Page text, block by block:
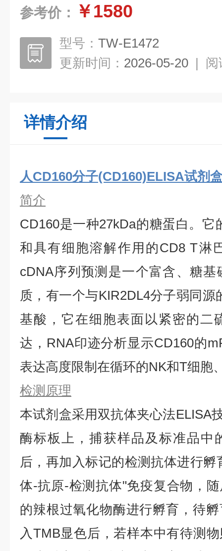
参考价： ￥1580
型号： TW-E1472
更新时间： 2026-05-20 | 阅
详情介绍
人CD160分子(CD160)ELISA试剂
简介
CD160是一种27kDa的糖蛋白。
和具有细胞溶解作用的CD8 T淋
cDNA序列预测是一个富含、糖
质，有一个与KIR2DL4分子弱同源
基酸，它在细胞表面以紧密的二
达，RNA印迹分析显示CD160的
表达高度限制在循环的NK和T细胞
检测原理
本试剂盒采用双抗体夹心法ELISA
酶标板上，捕获样品及标准品中
后，再加入标记的检测抗体进行孵
体-抗原-检测抗体"免疫复合物，
的辣根过氧化物酶进行孵育，待
入TMB显色后，若样本中有待测